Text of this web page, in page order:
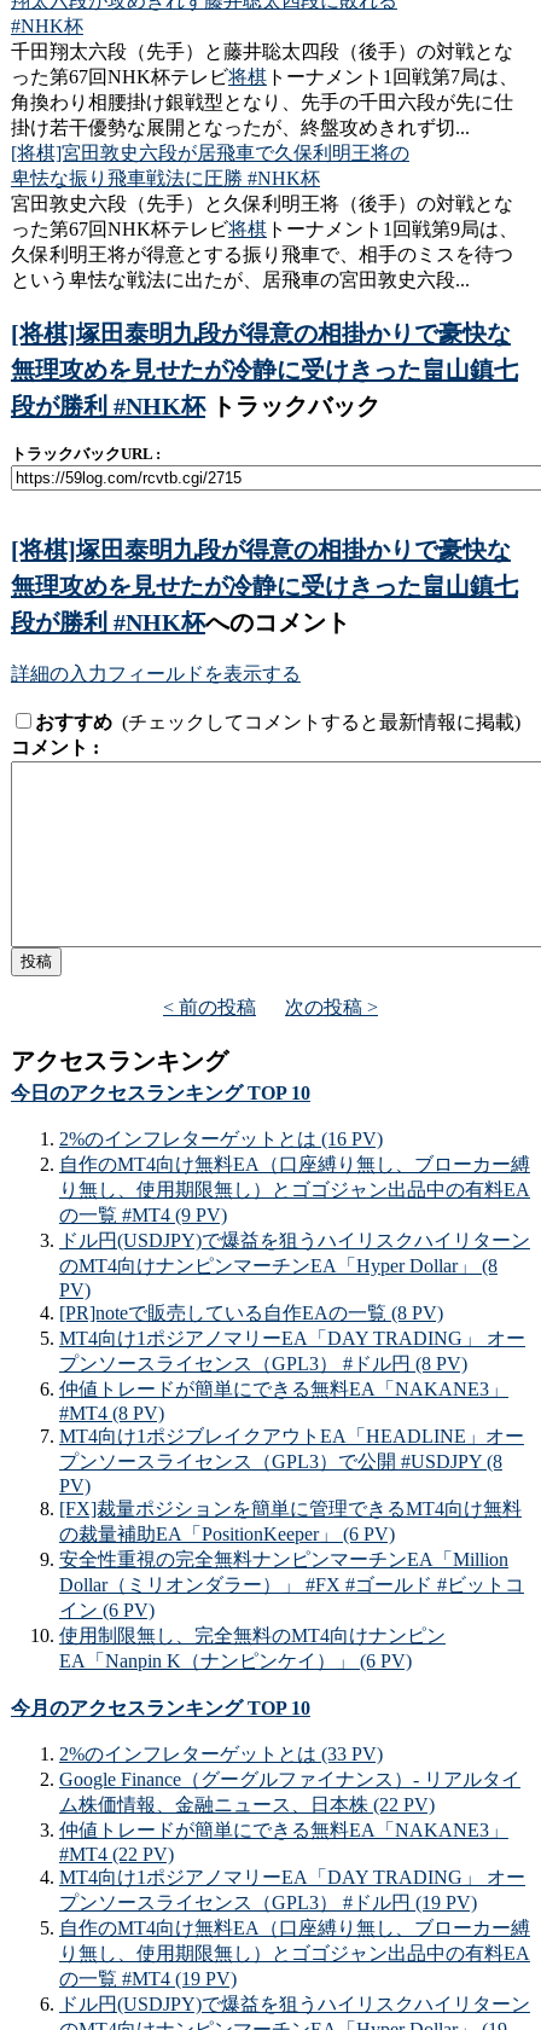
#NHK杯
千田翔太六段（先手）と藤井聡太四段（後手）の対戦とな
った第67回NHK杯テレビ将棋トーナメント1回戦第7局は、
角換わり相腰掛け銀戦型となり、先手の千田六段が先に仕
掛け若干優勢な展開となったが、終盤攻めきれず切...
[将棋]宮田敦史六段が居飛車で久保利明王将の
卑怯な振り飛車戦法に圧勝 #NHK杯
宮田敦史六段（先手）と久保利明王将（後手）の対戦とな
った第67回NHK杯テレビ将棋トーナメント1回戦第9局は、
久保利明王将が得意とする振り飛車で、相手のミスを待つ
という卑怯な戦法に出たが、居飛車の宮田敦史六段...
[将棋]塚田泰明九段が得意の相掛かりで豪快な
無理攻めを見せたが冷静に受けきった畠山鎮七
段が勝利 #NHK杯トラックバック
トラックバックURL :
[将棋]塚田泰明九段が得意の相掛かりで豪快な
無理攻めを見せたが冷静に受けきった畠山鎮七
段が勝利 #NHK杯へのコメント
詳細の入力フィールドを表示する
おすすめ(チェックしてコメントすると最新情報に掲載)
コメント :
< 前の投稿 次の投稿 >
アクセスランキング
今日のアクセスランキング TOP 10
2%のインフレターゲットとは (16 PV)
自作のMT4向け無料EA（口座縛り無し、ブローカー縛
り無し、使用期限無し）とゴゴジャン出品中の有料EA
の一覧 #MT4 (9 PV)
ドル円(USDJPY)で爆益を狙うハイリスクハイリターン
のMT4向けナンピンマーチンEA「Hyper Dollar」 (8
PV)
[PR]noteで販売している自作EAの一覧 (8 PV)
MT4向け1ポジアノマリーEA「DAY TRADING」 オー
プンソースライセンス（GPL3） #ドル円 (8 PV)
仲値トレードが簡単にできる無料EA「NAKANE3」
#MT4 (8 PV)
MT4向け1ポジブレイクアウトEA「HEADLINE」オー
プンソースライセンス（GPL3）で公開 #USDJPY (8
PV)
[FX]裁量ポジションを簡単に管理できるMT4向け無料
の裁量補助EA「PositionKeeper」 (6 PV)
安全性重視の完全無料ナンピンマーチンEA「Million
Dollar（ミリオンダラー）」 #FX #ゴールド #ビットコ
イン (6 PV)
使用制限無し、完全無料のMT4向けナンピン
EA「Nanpin K（ナンピンケイ）」 (6 PV)
今月のアクセスランキング TOP 10
2%のインフレターゲットとは (33 PV)
Google Finance（グーグルファイナンス）- リアルタイ
ム株価情報、金融ニュース、日本株 (22 PV)
仲値トレードが簡単にできる無料EA「NAKANE3」
#MT4 (22 PV)
MT4向け1ポジアノマリーEA「DAY TRADING」 オー
プンソースライセンス（GPL3） #ドル円 (19 PV)
自作のMT4向け無料EA（口座縛り無し、ブローカー縛
り無し、使用期限無し）とゴゴジャン出品中の有料EA
の一覧 #MT4 (19 PV)
ドル円(USDJPY)で爆益を狙うハイリスクハイリターン